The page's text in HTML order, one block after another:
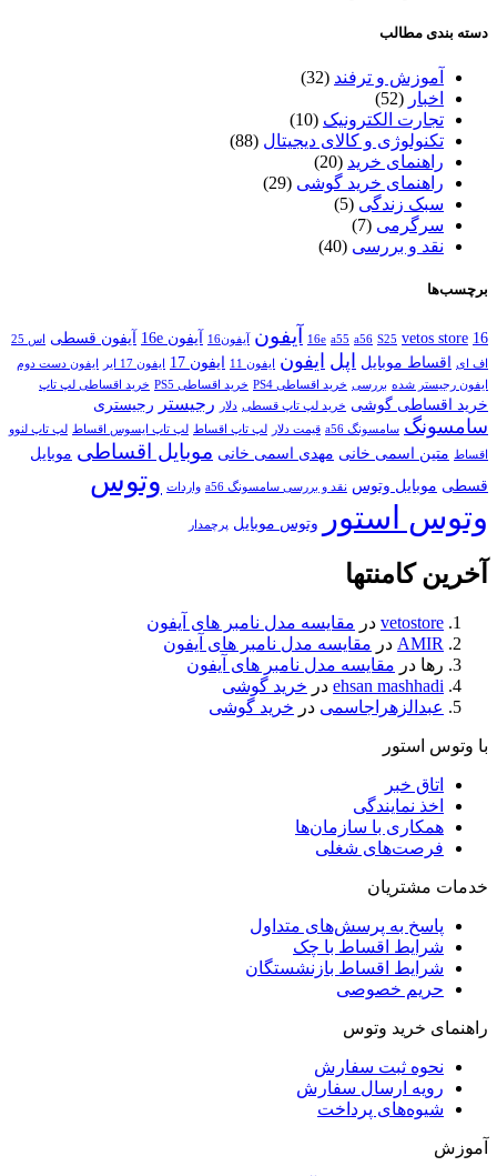
دسته بندی مطالب
آموزش و ترفند (32)
اخبار (52)
تجارت الکترونیک (10)
تکنولوژی و کالای دیجیتال (88)
راهنمای خرید (20)
راهنمای خرید گوشی (29)
سبک زندگی (5)
سرگرمی (7)
نقد و بررسی (40)
برچسب‌ها
16
16e a55 a56 S25 vetos store آیفون آیفون16 آیفون 16e آیفون قسطی
اس 25
اف ای
اقساط موبایل اپل ایفون ایفون 11 ایفون 17 ایفون 17 ایر
ایفون دست دوم
ایفون رجیستر شده بررسی خرید اقساطی PS4 خرید اقساطی PS5 خرید اقساطی لپ تاپ
خرید اقساطی گوشی خرید لپ تاپ قسطی دلار رجیستر رجیستری
سامسونگ سامسونگ a56 قیمت دلار لپ تاپ اقساط لپ تاپ ایسوس اقساط لپ تاپ لنوو
اقساط متین اسمی خانی مهدی اسمی خانی موبایل اقساطی موبایل
قسطی موبایل وتوس نقد و بررسی سامسونگ a56 واردات وتوس
وتوس استور وتوس موبایل پرچمدار
آخرین کامنتها
vetostore در مقایسه مدل نامبر های آیفون
AMIR در مقایسه مدل نامبر های آیفون
رها در مقایسه مدل نامبر های آیفون
ehsan mashhadi در خرید گوشی
عبدالزهراجاسمی در خرید گوشی
با وتوس استور
اتاق خبر
اخذ نمایندگی
همکاری با سازمان‌ها
فرصت‌های شغلی
خدمات مشتریان
پاسخ به پرسش‌های متداول
شرایط اقساط با چک
شرایط اقساط بازنشستگان
حریم خصوصی
راهنمای خرید وتوس
نحوه ثبت سفارش
رویه ارسال سفارش
شیوه‌های پرداخت
آموزش